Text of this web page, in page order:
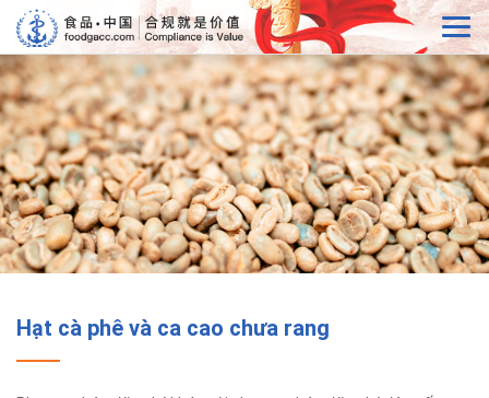
Hạt cà phê và ca cao chưa rang